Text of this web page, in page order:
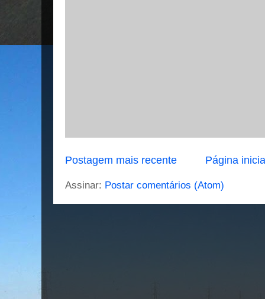
Postagem mais recente Página
Assinar: Postar comentários (Atom)